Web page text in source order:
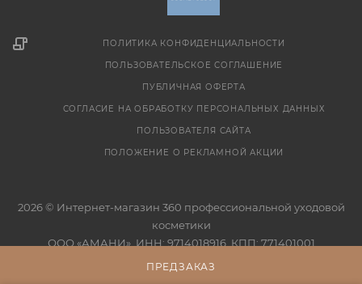
ПРЕДЗАКАЗ
ПОЛИТИКА КОНФИДЕНЦИАЛЬНОСТИ
ПОЛЬЗОВАТЕЛЬСКОЕ СОГЛАШЕНИЕ
ПУБЛИЧНАЯ ОФЕРТА
СОГЛАСИЕ НА ОБРАБОТКУ ПЕРСОНАЛЬНЫХ ДАННЫХ
ПОЛЬЗОВАТЕЛЯ САЙТА
ПОЛОЖЕНИЕ О РЕКЛАМНОЙ АКЦИИ
2026 © Интернет-магазин 360 профессиональной уходовой
косметики
ООО «АМАНИ», ИНН: 9714018916, КПП: 771401001